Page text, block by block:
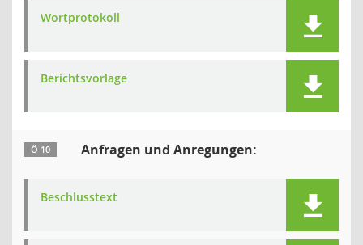
Wortprotokoll
Berichtsvorlage
Ö 10 Anfragen und Anregungen:
Beschlusstext